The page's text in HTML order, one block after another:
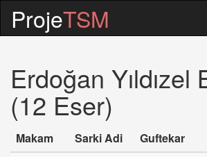
ProjeTSM
Erdoğan Yıldızel
(12 Eser)
Makam Sarki Adi Guftekar